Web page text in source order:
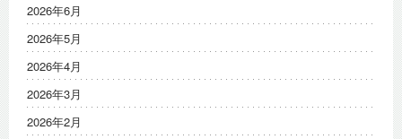
2026年6月
2026年5月
2026年4月
2026年3月
2026年2月